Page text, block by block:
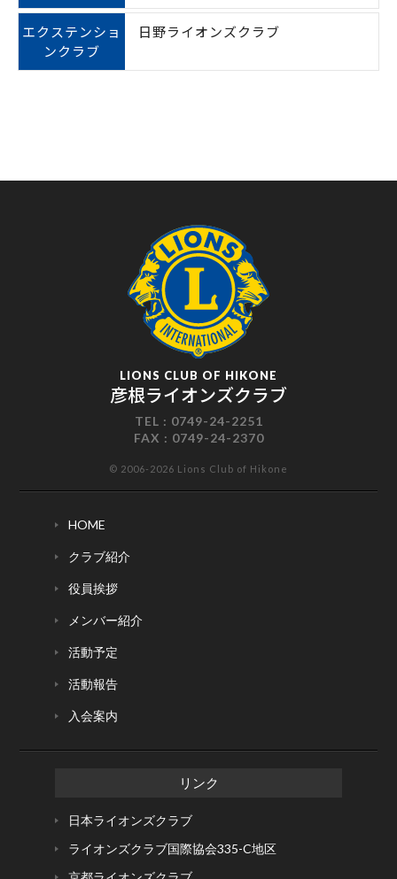
エクステンショ
ンクラブ
日野ライオンズクラブ
LIONS CLUB OF HIKONE
彦根ライオンズクラブ
TEL : 0749-24-2251
FAX : 0749-24-2370
© 2006-2026 Lions Club of Hikone
HOME
クラブ紹介
役員挨拶
メンバー紹介
活動予定
活動報告
入会案内
リンク
日本ライオンズクラブ
ライオンズクラブ国際協会335-C地区